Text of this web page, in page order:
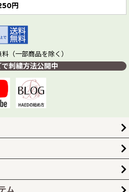
円
（一部商品を除く）
刺繍方法公開中
ム